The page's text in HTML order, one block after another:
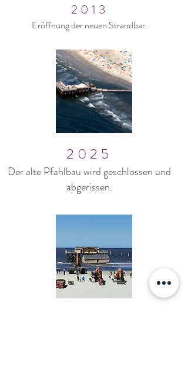
2013
Eröffnung der neuen Strandbar.
2025
Der alte Pfahlbau wird geschlossen und
abgerissen.